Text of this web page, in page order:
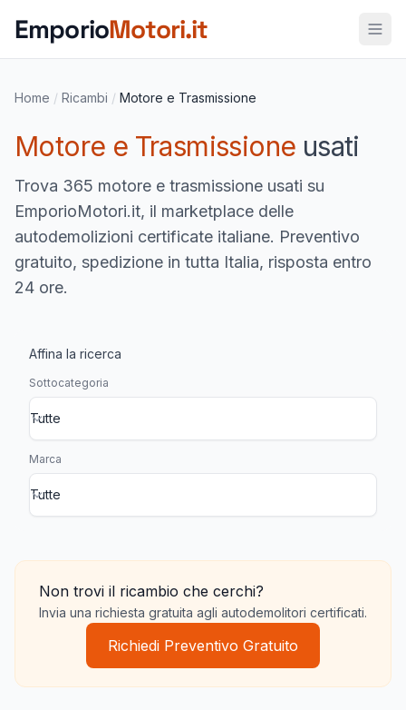
EmporioMotori.it
Home / Ricambi / Motore e Trasmissione
Motore e Trasmissione usati
Trova 365 motore e trasmissione usati su
EmporioMotori.it, il marketplace delle
autodemolizioni certificate italiane. Preventivo
gratuito, spedizione in tutta Italia, risposta entro
24 ore.
Affina la ricerca
Sottocategoria
Marca
Motore Completo Pistoni e Bielle
Non trovi il ricambio che cerchi?
Invia una richiesta gratuita agli autodemolitori certificati.
Richiedi Preventivo Gratuito